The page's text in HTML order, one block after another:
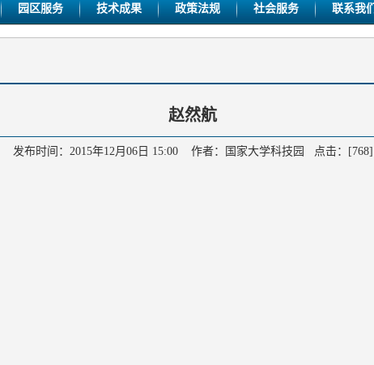
园区服务 技术成果 政策法规 社会服务 联系我们
赵然航
发布时间：2015年12月06日 15:00 作者：国家大学科技园 点击：[768]